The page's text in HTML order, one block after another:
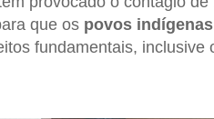
que os povos
fundamentais, inclusive